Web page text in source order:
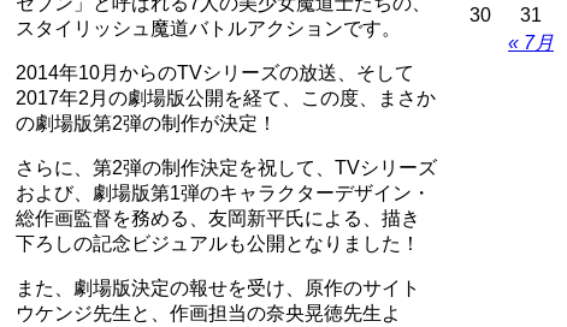
スタイリッシュ魔道バトルアクションです。
2014年10月からのTVシリーズの放送、そして
2017年2月の劇場版公開を経て、この度、まさか
の劇場版第2弾の制作が決定！
さらに、第2弾の制作決定を祝して、TVシリーズ
および、劇場版第1弾のキャラクターデザイン・
総作画監督を務める、友岡新平氏による、描き
下ろしの記念ビジュアルも公開となりました！
また、劇場版決定の報せを受け、原作のサイト
ウケンジ先生と、作画担当の奈央晃徳先生よ
« 7月
30
31